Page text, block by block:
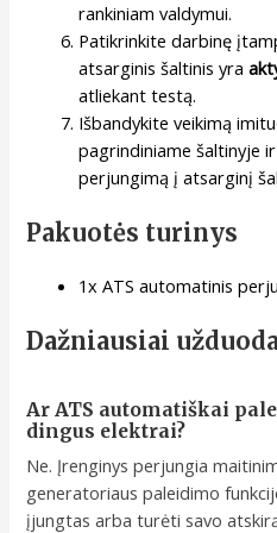
rankiniam valdymui.
Patikrinkite darbinę
atsarginis šaltinis yra
atliekant testą.
Išbandykite veikimą
pagrindiniame šaltinyje
perjungimą į atsarginį
Pakuotės turinys
1x ATS automatinis
Dažniausiai
Ar ATS automatiškai
dingus elektrai?
Ne. Įrenginys perjungia
generatoriaus paleidimo
įjungtas arba turėti savo